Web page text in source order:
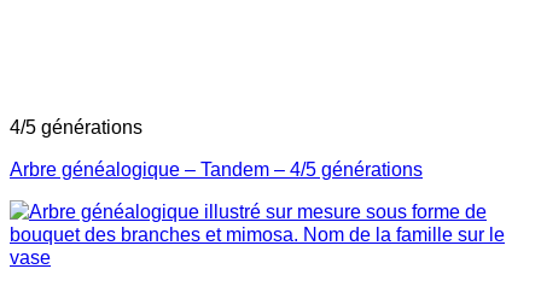
4/5 générations
Arbre généalogique – Tandem – 4/5 générations